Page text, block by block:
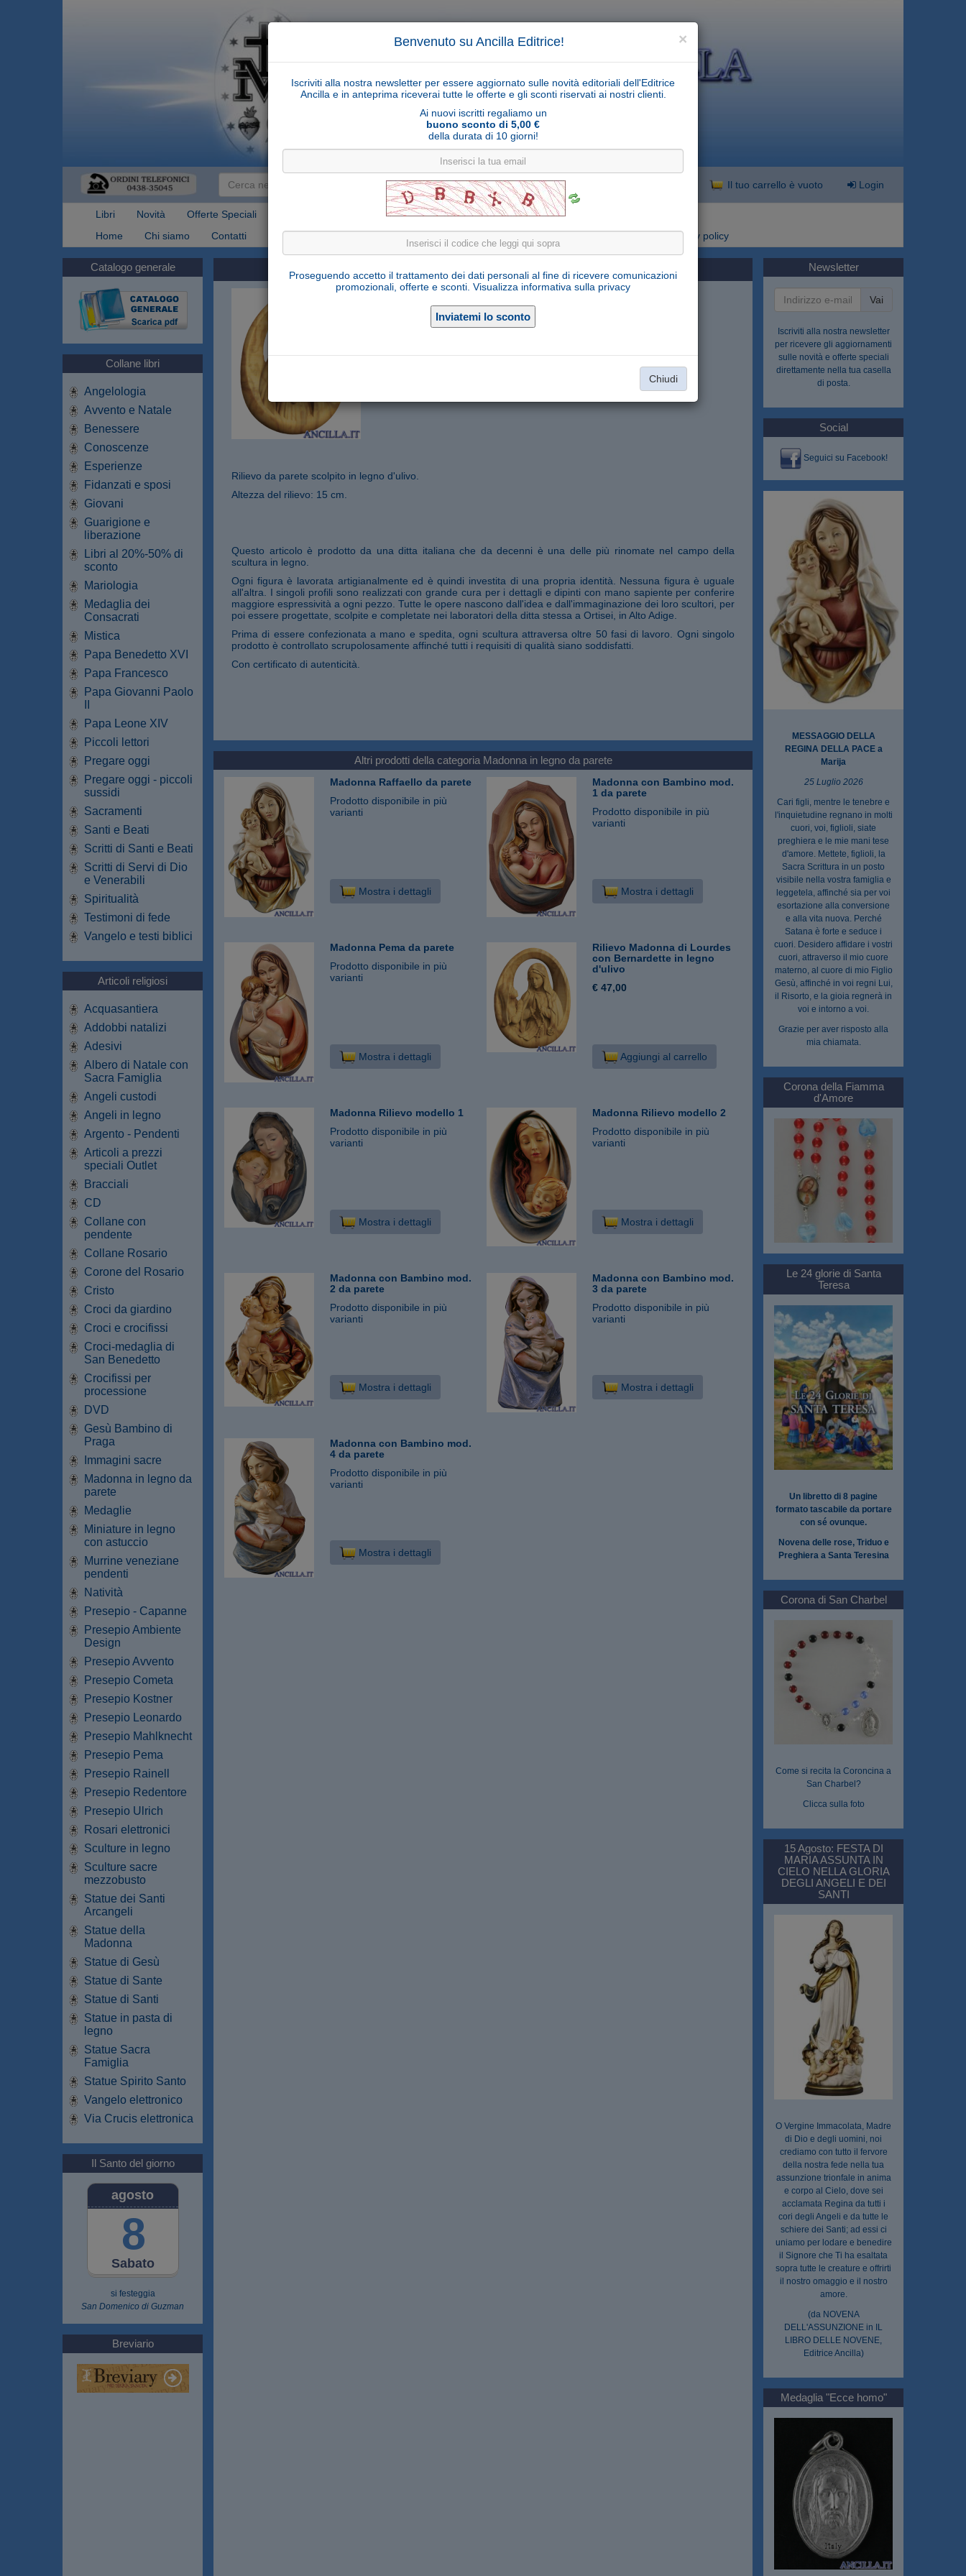
×
Benvenuto su Ancilla Editrice!
Iscriviti alla nostra newsletter per essere aggiornato sulle novità editoriali dell'Editrice
Ancilla e in anteprima riceverai tutte le offerte e gli sconti riservati ai nostri clienti.
Ai nuovi iscritti regaliamo un
buono sconto di 5,00 €
della durata di 10 giorni!
Proseguendo accetto il trattamento dei dati personali al fine di ricevere comunicazioni
promozionali, offerte e sconti. Visualizza informativa sulla privacy
Chiudi
Cerca Il tuo carrello è vuoto Login
Libri Novità Offerte Speciali Collane libri
Articoli religiosi
Home
Chi siamo Contatti Spedizioni Privacy policy
Catalogo generale
Collane libri
Angelologia
Avvento e Natale
Benessere
Conoscenze
Esperienze
Fidanzati e sposi
Giovani
Guarigione e
liberazione
Libri al 20%-50% di
sconto
Mariologia
Medaglia dei
Consacrati
Mistica
Papa Benedetto XVI
Papa Francesco
Papa Giovanni Paolo
Papa Leone XIV
Piccoli lettori
Pregare oggi
Pregare oggi - piccoli
sussidi
Sacramenti
Santi e Beati
Scritti di Santi e Beati
Scritti di Servi di Dio
e Venerabili
Spiritualità
Testimoni di fede
Vangelo e testi biblici
Articoli religiosi
Acquasantiera
Addobbi natalizi
Adesivi
Albero di Natale con
Sacra Famiglia
Angeli custodi
Angeli in legno
Argento - Pendenti
Articoli a prezzi
speciali Outlet
Bracciali
CD
Collane con
pendente
Collane Rosario
Corone del Rosario
Cristo
Croci da giardino
Croci e crocifissi
Croci-medaglia di
San Benedetto
Crocifissi per
processione
DVD
Gesù Bambino di
Praga
Immagini sacre
Madonna in legno da
parete
Medaglie
Miniature in legno
con astuccio
Murrine veneziane
pendenti
Natività
Presepio - Capanne
Presepio Ambiente
Design
Presepio Avvento
Presepio Cometa
Presepio Kostner
Presepio Leonardo
Presepio Mahlknecht
Presepio Pema
Presepio Rainell
Presepio Redentore
Presepio Ulrich
Rosari elettronici
Sculture in legno
Sculture sacre
mezzobusto
Statue dei Santi
Arcangeli
Statue della
Madonna
Statue di Gesù
Statue di Sante
Statue di Santi
Statue in pasta di
legno
Statue Sacra
Famiglia
Statue Spirito Santo
Vangelo elettronico
Via Crucis elettronica
Il Santo del giorno
Sabato
agosto
8
si festeggia
San Domenico di Guzman
Breviario
Rilievo Madonna di Fatima in legno d'ulivo
Materiale: Legno d'ulivo
Collana: Madonna in legno da parete
Rilievo da parete scolpito in legno d'ulivo.
Altezza del rilievo: 15 cm.
Questo articolo è prodotto da una ditta italiana che da decenni è una delle più rinomate nel campo della
scultura in legno.
Ogni figura è lavorata artigianalmente ed è quindi investita di una propria identità. Nessuna figura è uguale
all'altra. I singoli profili sono realizzati con grande cura per i dettagli e dipinti con mano sapiente per conferire
maggiore espressività a ogni pezzo. Tutte le opere nascono dall'idea e dall'immaginazione dei loro scultori, per
poi essere progettate, scolpite e completate nei laboratori della ditta stessa a Ortisei, in Alto Adige.
Prima di essere confezionata a mano e spedita, ogni scultura attraversa oltre 50 fasi di lavoro. Ogni singolo
prodotto è controllato scrupolosamente affinché tutti i requisiti di qualità siano soddisfatti.
Con certificato di autenticità.
Altri prodotti della categoria Madonna in legno da parete
Madonna Raffaello da parete
Prodotto disponibile in più
varianti
Mostra i dettagli
Madonna con Bambino mod.
1 da parete
Prodotto disponibile in più
varianti
Mostra i dettagli
Madonna Pema da parete
Prodotto disponibile in più
varianti
Mostra i dettagli
Rilievo Madonna di Lourdes
con Bernardette in legno
d'ulivo
€ 47,00
Aggiungi al carrello
Madonna Rilievo modello 1
Prodotto disponibile in più
varianti
Mostra i dettagli
Madonna Rilievo modello 2
Prodotto disponibile in più
varianti
Mostra i dettagli
Madonna con Bambino mod.
2 da parete
Prodotto disponibile in più
varianti
Mostra i dettagli
Madonna con Bambino mod.
3 da parete
Prodotto disponibile in più
varianti
Mostra i dettagli
Madonna con Bambino mod.
4 da parete
Prodotto disponibile in più
varianti
Mostra i dettagli
Newsletter
Vai
Iscriviti alla nostra newsletter
per ricevere gli aggiornamenti
sulle novità e offerte speciali
direttamente nella tua casella
di posta.
Social
Seguici su Facebook!
MESSAGGIO DELLA
REGINA DELLA PACE a
Marija
25 Luglio 2026
Cari figli, mentre le tenebre e
l'inquietudine regnano in molti
cuori, voi, figlioli, siate
preghiera e le mie mani tese
d'amore. Mettete, figlioli, la
Sacra Scrittura in un posto
visibile nella vostra famiglia e
leggetela, affinché sia per voi
esortazione alla conversione
e alla vita nuova. Perché
Satana è forte e seduce i
cuori. Desidero affidare i vostri
cuori, attraverso il mio cuore
materno, al cuore di mio Figlio
Gesù, affinché in voi regni Lui,
il Risorto, e la gioia regnerà in
voi e intorno a voi.
Grazie per aver risposto alla
mia chiamata.
Corona della Fiamma
d'Amore
Le 24 glorie di Santa
Teresa
Un libretto di 8 pagine
formato tascabile da portare
con sé ovunque.
Novena delle rose, Triduo e
Preghiera a Santa Teresina
Corona di San Charbel
Come si recita la Coroncina a
San Charbel?
Clicca sulla foto
15 Agosto: FESTA DI
MARIA ASSUNTA IN
CIELO NELLA GLORIA
DEGLI ANGELI E DEI
SANTI
O Vergine Immacolata, Madre
di Dio e degli uomini, noi
crediamo con tutto il fervore
della nostra fede nella tua
assunzione trionfale in anima
e corpo al Cielo, dove sei
acclamata Regina da tutti i
cori degli Angeli e da tutte le
schiere dei Santi; ad essi ci
uniamo per lodare e benedire
il Signore che Ti ha esaltata
sopra tutte le creature e offrirti
il nostro omaggio e il nostro
amore.
(da NOVENA
DELL'ASSUNZIONE in IL
LIBRO DELLE NOVENE,
Editrice Ancilla)
Medaglia "Ecce homo"